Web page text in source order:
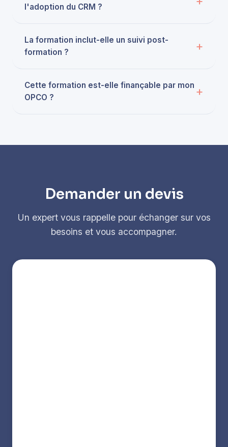
l'adoption du CRM ?
La formation inclut-elle un suivi post-
formation ?
Cette formation est-elle finançable par mon
OPCO ?
Demander un devis
Un expert vous rappelle pour échanger sur vos
besoins et vous accompagner.